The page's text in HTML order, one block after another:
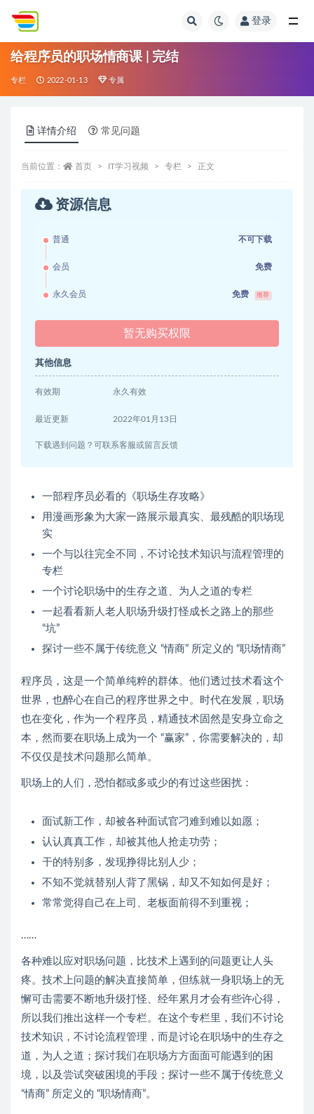
登录
给程序员的职场情商课 | 完结
专栏 2022-01-13 专属
详情介绍 常见问题
当前位置： 首页 IT学习视频 专栏 正文
资源信息
普通 不可下载
会员 免费
永久会员 免费 推荐
暂无购买权限
其他信息
有效期 永久有效
最近更新 2022年01月13日
下载遇到问题？可联系客服或留言反馈
一部程序员必看的《职场生存攻略》
用漫画形象为大家一路展示最真实、最残酷的职场现
实
一个与以往完全不同，不讨论技术知识与流程管理的
专栏
一个讨论职场中的生存之道、为人之道的专栏
一起看看新人老人职场升级打怪成长之路上的那些
“坑”
探讨一些不属于传统意义 “情商” 所定义的 “职场情商”
程序员，这是一个简单纯粹的群体。他们透过技术看这个
世界，也醉心在自己的程序世界之中。时代在发展，职场
也在变化，作为一个程序员，精通技术固然是安身立命之
本，然而要在职场上成为一个 “赢家”，你需要解决的，却
不仅仅是技术问题那么简单。
职场上的人们，恐怕都或多或少的有过这些困扰：
面试新工作，却被各种面试官刁难到难以如愿；
认认真真工作，却被其他人抢走功劳；
干的特别多，发现挣得比别人少；
不知不觉就替别人背了黑锅，却又不知如何是好；
常常觉得自己在上司、老板面前得不到重视；
……
各种难以应对职场问题，比技术上遇到的问题更让人头
疼。技术上问题的解决直接简单，但练就一身职场上的无
懈可击需要不断地升级打怪、经年累月才会有些许心得，
所以我们推出这样一个专栏。在这个专栏里，我们不讨论
技术知识，不讨论流程管理，而是讨论在职场中的生存之
道，为人之道；探讨我们在职场方方面面可能遇到的困
境，以及尝试突破困境的手段；探讨一些不属于传统意义
“情商” 所定义的 “职场情商”。